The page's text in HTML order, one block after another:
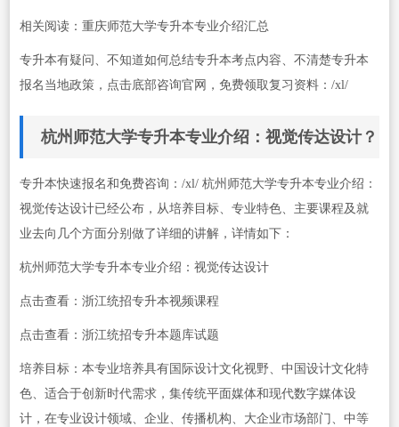
相关阅读：重庆师范大学专升本专业介绍汇总
专升本有疑问、不知道如何总结专升本考点内容、不清楚专升本
报名当地政策，点击底部咨询官网，免费领取复习资料：/xl/
杭州师范大学专升本专业介绍：视觉传达设计？
专升本快速报名和免费咨询：/xl/ 杭州师范大学专升本专业介绍：
视觉传达设计已经公布，从培养目标、专业特色、主要课程及就
业去向几个方面分别做了详细的讲解，详情如下：
杭州师范大学专升本专业介绍：视觉传达设计
点击查看：浙江统招专升本视频课程
点击查看：浙江统招专升本题库试题
培养目标：本专业培养具有国际设计文化视野、中国设计文化特
色、适合于创新时代需求，集传统平面媒体和现代数字媒体设
计，在专业设计领域、企业、传播机构、大企业市场部门、中等